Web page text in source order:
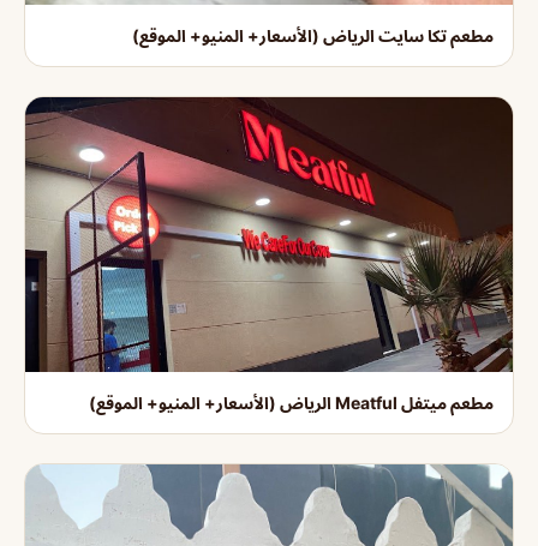
مطعم تكا سايت الرياض (الأسعار+ المنيو+ الموقع)
مطعم ميتفل Meatful الرياض (الأسعار+ المنيو+ الموقع)